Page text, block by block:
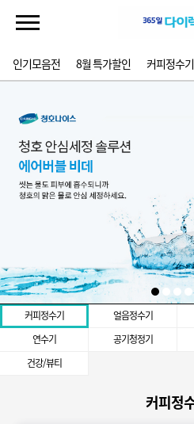
인기모음전 8월 특가할인 커피정수기
커피정수기 얼음정수기
연수기
공기청정기
건강/뷰티
커피정